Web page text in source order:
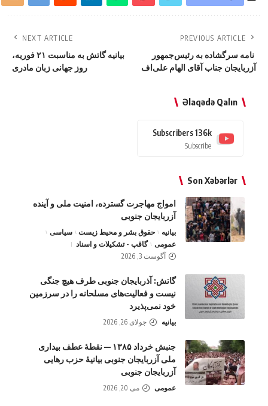
PREVIOUS ARTICLE
نامه سرگشاده به رئیس‌جمهور
آزربایجان جناب آقای الهام علی‌اف
NEXT ARTICLE
بیانیه گاتش به مناسبت ۲۱ فوریه،
روز جهانی زبان مادری
Əlaqədə Qalın
136k
Subscribers
Subscribe
Son Xəbərlər
امواج‌ مهاجرت گسترده، امنیت ملی و آینده
آزربایجان جنوبی
بیانیه حقوق بشر و محیط زیست
سیاسی
عمومی
گاقپ - تشکیلات و اسناد
آگوست 3, 2026
گاتش: آذربایجان جنوبی طرف هیچ جنگی
نیست و فعالیت‌های مسلحانه را در سرزمین
خود نمی‌پذیرد
بیانیه جولای 26, 2026
جنبش خرداد ۱۳۸۵ — نقطهٔ عطف بیداری
ملی آزربایجان جنوبی بیانیهٔ حزب رهایی
آزربایجان جنوبی
عمومی می 20, 2026